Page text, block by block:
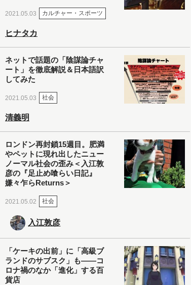
2021.05.03 カルチャー・スポーツ
ヒナタカ
ネットで話題の「陰謀論チャ
ート」を徹底解説＆日本語訳
してみた
2021.05.03 社会
清義明
ロンドン再封鎖15週目。肥満
やペットに現れ出したニュー
ノーマル社会の歪み＜入江敦
彦の『足止め喰らい日記』
嫌々乍らReturns＞
2021.05.02 社会
入江敦彦
「ケーキの出前」に「高級ブ
ランドのサブスク」も――コ
ロナ禍のなか「進化」する百
貨店